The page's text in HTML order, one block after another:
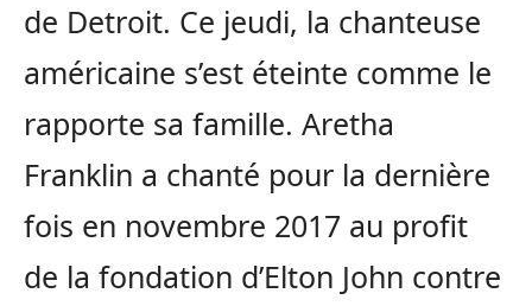
de Detroit. Ce jeudi, la chanteuse
américaine s’est éteinte comme le
rapporte sa famille. Aretha
Franklin a chanté pour la dernière
fois en novembre 2017 au profit
de la fondation d’Elton John contre